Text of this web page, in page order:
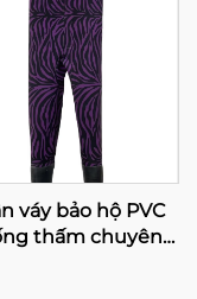
váy bảo hộ PVC
thấm chuyên